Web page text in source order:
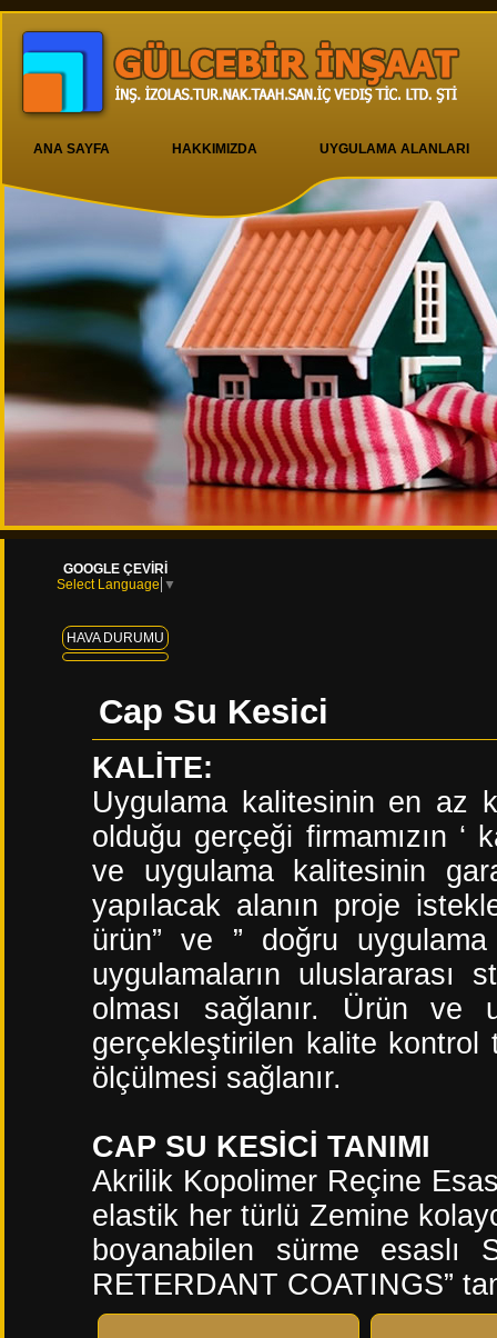
ANA SAYFA HAKKIMIZDA UYGULAMA ALANLARI
GOOGLE ÇEVİRİ
Select Language ▼
HAVA DURUMU
Cap Su Kesici
KALİTE:
Uygulama kalitesinin en az
olduğu gerçeği firmamızın
ve uygulama kalitesinin
yapılacak alanın proje
ürün” ve ” doğru
uygulamaların uluslararası
olması sağlanır. Ürün ve
gerçekleştirilen kalite kontrol
ölçülmesi sağlanır.
CAP SU KESİCİ TANIMI
Akrilik Kopolimer Reçine
elastik her türlü Zemine
boyanabilen sürme esaslı
RETERDANT COATINGS”